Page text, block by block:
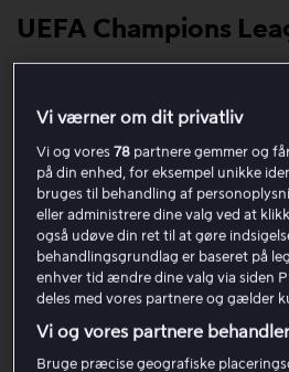
UEFA Champions
League, inklusive studie,
højdepunkter. Kampene kan
efterfølgende i op til 48 timer
afslutning.
Indgår i Premium- og
findes ikke som enkeltstående
opgradere, læs mereher.
De fleste kampe vil også være
Vi værner om dit privatliv
Vi og vores78 partnere gemmer og
på din enhed, for eksempel unikke
bruges til behandling af
eller administrere dine valg ved at
også udøve din ret til at gøre
behandlingsgrundlag er baseret på
enhver tid ændre dine valg via siden
deles med vores partnere og gælder
Vi og vores partnere
Bruge præcise geografiske